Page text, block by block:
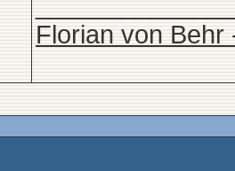
Florian von Behr